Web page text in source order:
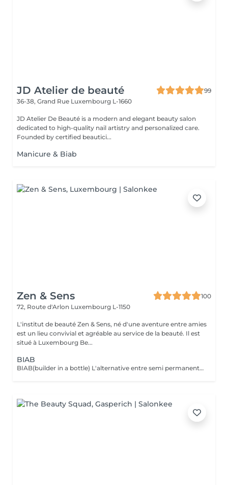
JD Atelier de beauté
99
36-38, Grand Rue Luxembourg L-1660
JD Atelier De Beauté is a modern and elegant beauty salon
dedicated to high-quality nail artistry and personalized care.
Founded by certified beautici...
Manicure & Biab
Zen & Sens
100
72, Route d'Arlon Luxembourg L-1150
L'institut de beauté Zen & Sens, né d'une aventure entre amies
est un lieu convivial et agréable au service de la beauté. Il est
situé à Luxembourg Be...
BIAB
BIAB(builder in a bottle) L'alternative entre semi permanent et gel, le tout dans une formule vegan et sans actifs chimiques agressifs. Il combine les avantages du semi-permanent par sa rapidité et ceux du gel par sa solidité. Grace a lui l'ongle est uniforme,il peut etre rallongé et fortifié.